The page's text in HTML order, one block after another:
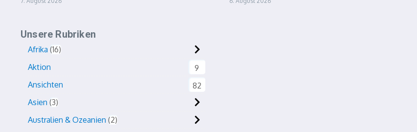
Unsere Rubriken
Afrika 16
Aktion
9
Ansichten
82
Asien 3
Australien & Ozeanien 2